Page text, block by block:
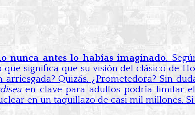
nunca antes lo habías imaginado.
que significa que su visión del clásico de
arriesgada? Quizás. ¿Prometedora? Sin
en clave para adultos podría limitar
en un taquillazo de casi mil millones. Si